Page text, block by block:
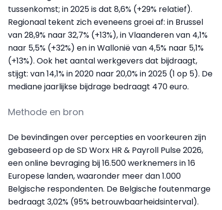
tussenkomst; in 2025 is dat 8,6% (+29% relatief).
Regionaal tekent zich eveneens groei af: in Brussel
van 28,9% naar 32,7% (+13%), in Vlaanderen van 4,1%
naar 5,5% (+32%) en in Wallonië van 4,5% naar 5,1%
(+13%). Ook het aantal werkgevers dat bijdraagt,
stijgt: van 14,1% in 2020 naar 20,0% in 2025 (1 op 5). De
mediane jaarlijkse bijdrage bedraagt 470 euro.
Methode en bron
De bevindingen over percepties en voorkeuren zijn
gebaseerd op de SD Worx HR & Payroll Pulse 2026,
een online bevraging bij 16.500 werknemers in 16
Europese landen, waaronder meer dan 1.000
Belgische respondenten. De Belgische foutenmarge
bedraagt 3,02% (95% betrouwbaarheidsinterval).